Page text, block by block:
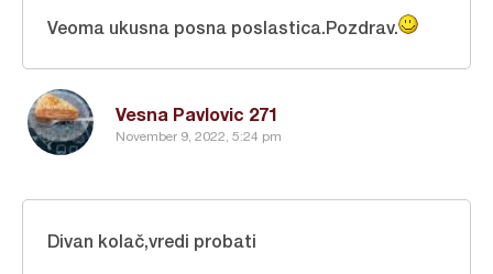
Vesna Pavlovic 271
November 9, 2022, 5:24 pm
Veoma ukusna posna poslastica.Pozdrav.
Divan kolač,vredi probati